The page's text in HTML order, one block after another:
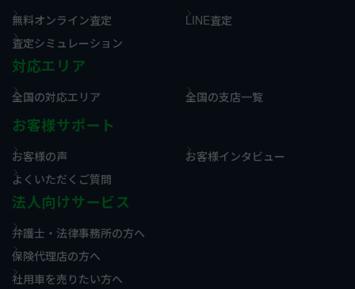
無料オンライン査定
LINE査定
査定シミュレーション
対応エリア
全国の対応エリア 全国の支店一覧
お客様サポート
お客様の声
お客様インタビュー
よくいただくご質問
法人向けサービス
弁護士・法律事務所の方へ
保険代理店の方へ
社用車を売りたい方へ